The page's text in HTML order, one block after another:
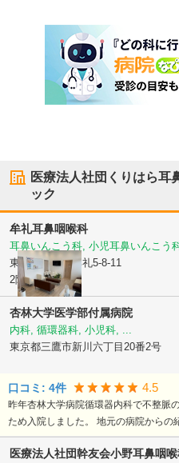
医療法人社団くりはら耳
ック
牟礼耳鼻咽喉科
耳鼻いんこう科, 小児耳鼻いんこう
東京都三鷹市牟礼5-8-11
2階
杏林大学医学部付属病院
内科, 循環器科, 小児科, ...
東京都三鷹市新川六丁目20番2号
口コミ: 4件 4.5
昨年杏林大学病院循環器内科で不整脈
ため入院しました。 地元の病院からの
医療法人社団幹友会小野耳鼻咽